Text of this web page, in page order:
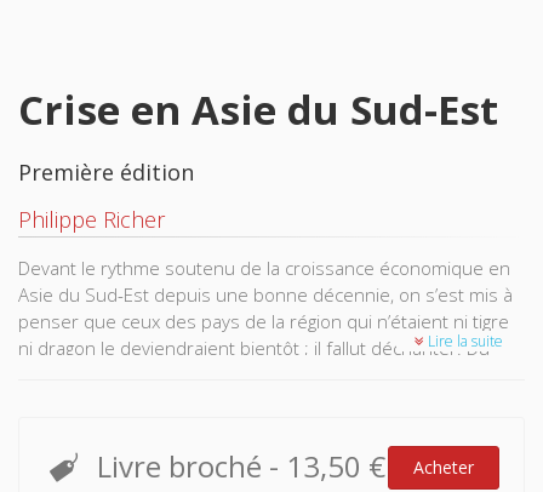
Crise en Asie du Sud-Est
Première édition
Philippe Richer
Devant le rythme soutenu de la croissance économique en
Asie du Sud-Est depuis une bonne décennie, on s’est mis à
penser que ceux des pays de la région qui n’étaient ni tigre
ni dragon le deviendraient bientôt ; il fallut déchanter. Du
susceptibles de mettre en péril la solidarité. Après avoir
établi un bilan à la veille de la crise économique, les auteurs
Lire la suite
Livre broché - 13,50 € Acheter